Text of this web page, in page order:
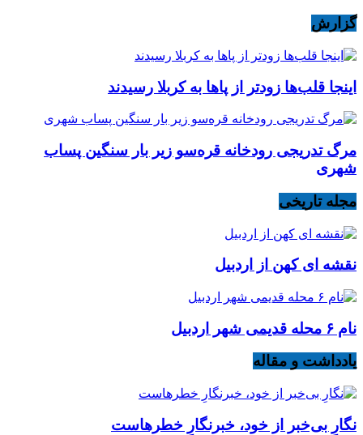
گزارش
اینجا قلب‌ها زودتر از پاها به کربلا رسیدند
مرگ تدریجی رودخانه قره‌سو زیر بار سنگین پساب
شهری
مجله تاریخی
نقشه ای کهن از اردبیل
نام ۶ محله قدیمی شهر اردبیل
یادداشت و مقاله
نگارِ بی‌خبر از خود، خبرنگارِ خطرهاست